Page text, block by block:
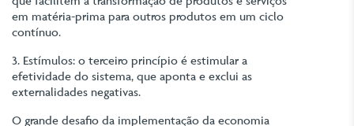
em matéria-prima para outros produtos em um ciclo
contínuo.
3. Estímulos: o terceiro princípio é estimular a
efetividade do sistema, que aponta e exclui as
externalidades negativas.
O grande desafio da implementação da economia